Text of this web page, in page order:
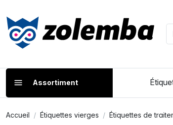
Assortiment
Accueil Étiquettes vierges Étiquettes de